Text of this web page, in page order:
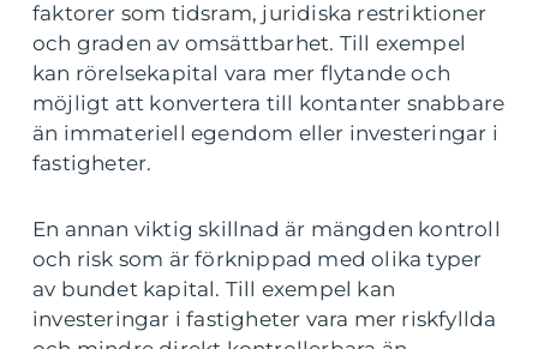
faktorer som tidsram, juridiska restriktioner
och graden av omsättbarhet. Till exempel
kan rörelsekapital vara mer flytande och
möjligt att konvertera till kontanter snabbare
än immateriell egendom eller investeringar i
fastigheter.
En annan viktig skillnad är mängden kontroll
och risk som är förknippad med olika typer
av bundet kapital. Till exempel kan
investeringar i fastigheter vara mer riskfyllda